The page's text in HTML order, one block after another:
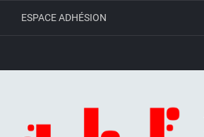
ESPACE ADHÉSION